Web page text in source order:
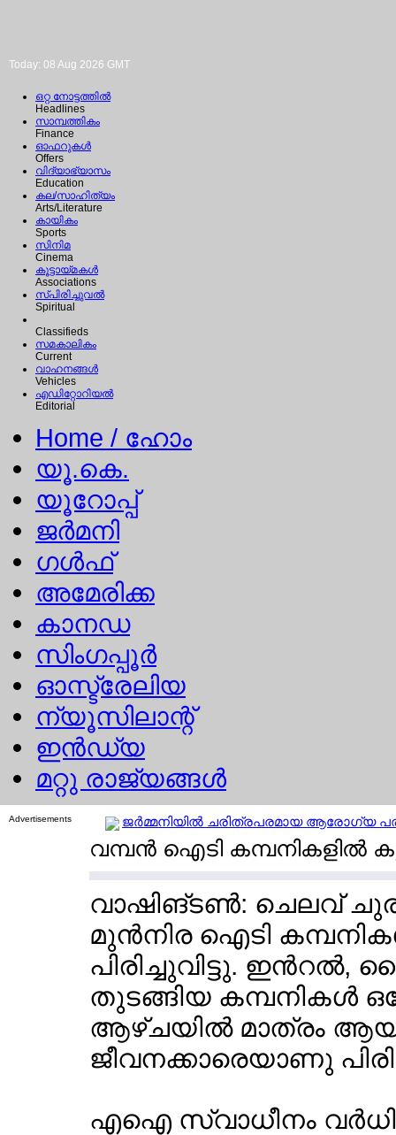
Today: 08 Aug 2026 GMT
ഒറ്റ നോട്ടത്തില്‍
Headlines
സാമ്പത്തികം
Finance
ഓഫറുകള്‍
Offers
വിദ്യാഭ്യാസം
Education
കല/സാഹിത്യം
Arts/Literature
കായികം
Sports
സിനിമ
Cinema
കൂട്ടായ്മകള്‍
Associations
സ്പിരിച്ചുവല്‍
Spiritual
Classifieds
സമകാലികം
Current
വാഹനങ്ങള്‍
Vehicles
എഡിറ്റോറിയല്‍
Editorial
Home / ഹോം
യൂ.കെ.
യൂറോപ്പ്
ജര്‍മനി
ഗള്‍ഫ്
അമേരിക്ക
കാനഡ
സിംഗപ്പൂര്‍
ഓസ്ട്രേലിയ
ന്യൂസിലാന്റ്
ഇന്‍ഡ്യ
മറ്റു രാജ്യങ്ങള്‍
Advertisements ജര്‍മ്മനിയില്‍ ചരിത്രപരമായ ആരോഗ്യ
വമ്പന്‍ ഐടി കമ്പനികളില്‍
വാഷിങ്ടണ്‍: ചെലവ്
മുന്‍നിര ഐടി
പിരിച്ചുവിട്ടു. ഇന്‍റല്‍,
തുടങ്ങിയ കമ്പനികള്‍
ആഴ്ചയില്‍ മാത്രം
ജീവനക്കാരെയാണു
എഐ സ്വാധീനം